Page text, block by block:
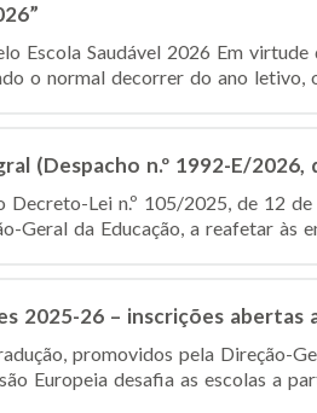
Escola Saudável 2026 Em
o normal decorrer do ano letivo,
(Despacho n.º 1992-E/
Lei n.º 105/2025, de 12
da Educação, a reafetar às
2025-26 – inscrições
promovidos pela Direção-
Europeia desafia as escolas a